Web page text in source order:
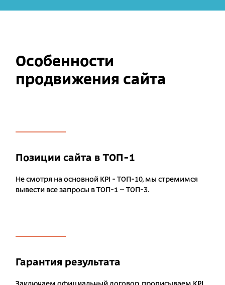
Особенности
продвижения сайта
Позиции сайта в ТОП-1
Не смотря на основной KPI - ТОП-10, мы стремимся
вывести все запросы в ТОП-1 – ТОП-3.
Гарантия результата